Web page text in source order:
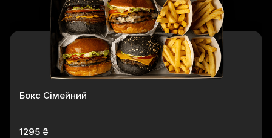
Бокс Сімейний
1295 ₴